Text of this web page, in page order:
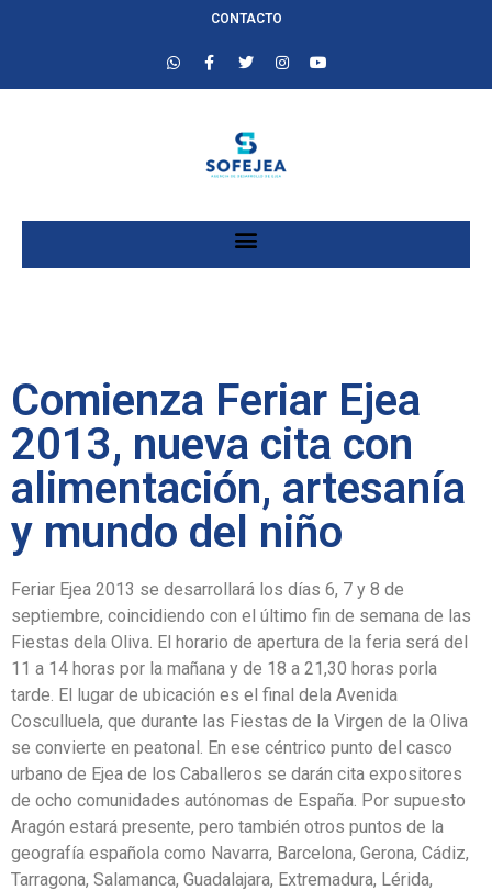
CONTACTO
Comienza Feriar Ejea
2013, nueva cita con
alimentación, artesanía
y mundo del niño
Feriar Ejea 2013 se desarrollará los días 6, 7 y 8 de
septiembre, coincidiendo con el último fin de semana de las
Fiestas dela Oliva. El horario de apertura de la feria será del
11 a 14 horas por la mañana y de 18 a 21,30 horas porla
tarde. El lugar de ubicación es el final dela Avenida
Cosculluela, que durante las Fiestas de la Virgen de la Oliva
se convierte en peatonal. En ese céntrico punto del casco
urbano de Ejea de los Caballeros se darán cita expositores
de ocho comunidades autónomas de España. Por supuesto
Aragón estará presente, pero también otros puntos de la
geografía española como Navarra, Barcelona, Gerona, Cádiz,
Tarragona, Salamanca, Guadalajara, Extremadura, Lérida,